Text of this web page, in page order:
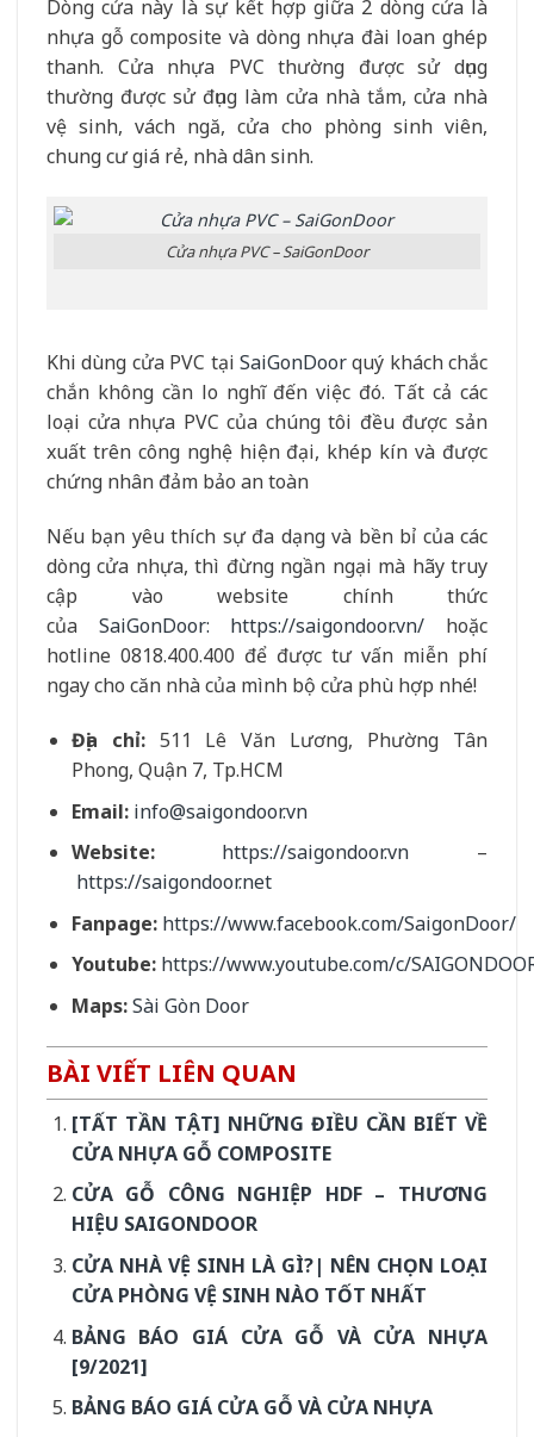
Dòng cửa này là sự kết hợp giữa 2 dòng cửa là
nhựa gỗ composite và dòng nhựa đài loan ghép
thanh. Cửa nhựa PVC thường được sử dụng
thường được sử đụng làm cửa nhà tắm, cửa nhà
vệ sinh, vách ngă, cửa cho phòng sinh viên,
chung cư giá rẻ, nhà dân sinh.
Cửa nhựa PVC – SaiGonDoor
Khi dùng cửa PVC tại SaiGonDoorquý khách chắc
chắn không cần lo nghĩ đến việc đó. Tất cả các
loại cửa nhựa PVC của chúng tôi đều được sản
xuất trên công nghệ hiện đại, khép kín và được
chứng nhân đảm bảo an toàn
Nếu bạn yêu thích sự đa dạng và bền bỉ của các
dòng cửa nhựa, thì đừng ngần ngại mà hãy truy
cập vào website chính thức
của SaiGonDoor: https://saigondoor.vn/ hoặc
hotline 0818.400.400 để được tư vấn miễn phí
ngay cho căn nhà của mình bộ cửa phù hợp nhé!
Địa chỉ:511 Lê Văn Lương, Phường Tân
Phong, Quận 7, Tp.HCM
Email: info@saigondoor.vn
Website:
https://saigondoor.vn –
https://saigondoor.net
Fanpage: https://www.facebook.com/SaigonDoor/
Youtube: https://www.youtube.com/c/
Maps:Sài Gòn Door
BÀI VIẾT LIÊN QUAN
[TẤT TẦN TẬT] NHỮNG ĐIỀU CẦN BIẾT VỀ
CỬA NHỰA GỖ COMPOSITE
CỬA GỖ CÔNG NGHIỆP HDF – THƯƠNG
HIỆU SAIGONDOOR
CỬA NHÀ VỆ SINH LÀ GÌ?| NÊN CHỌN LOẠI
CỬA PHÒNG VỆ SINH NÀO TỐT NHẤT
BẢNG BÁO GIÁ CỬA GỖ VÀ CỬA NHỰA
[9/2021]
BẢNG BÁO GIÁ CỬA GỖ VÀ CỬA NHỰA